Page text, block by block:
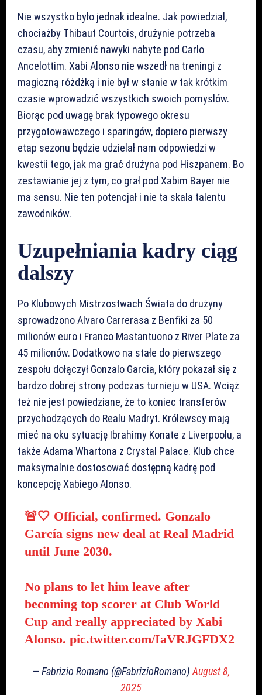
Nie wszystko było jednak idealne. Jak powiedział,
chociażby Thibaut Courtois, drużynie potrzeba
czasu, aby zmienić nawyki nabyte pod Carlo
Ancelottim. Xabi Alonso nie wszedł na treningi z
magiczną różdżką i nie był w stanie w tak krótkim
czasie wprowadzić wszystkich swoich pomysłów.
Biorąc pod uwagę brak typowego okresu
przygotowawczego i sparingów, dopiero pierwszy
etap sezonu będzie udzielał nam odpowiedzi w
kwestii tego, jak ma grać drużyna pod Hiszpanem. Bo
zestawianie jej z tym, co grał pod Xabim Bayer nie
ma sensu. Nie ten potencjał i nie ta skala talentu
zawodników.
Uzupełniania kadry ciąg
dalszy
Po Klubowych Mistrzostwach Świata do drużyny
sprowadzono Alvaro Carrerasa z Benfiki za 50
milionów euro i Franco Mastantuono z River Plate za
45 milionów. Dodatkowo na stałe do pierwszego
zespołu dołączył Gonzalo Garcia, który pokazał się z
bardzo dobrej strony podczas turnieju w USA. Wciąż
też nie jest powiedziane, że to koniec transferów
przychodzących do Realu Madryt. Królewscy mają
mieć na oku sytuację Ibrahimy Konate z Liverpoolu, a
także Adama Whartona z Crystal Palace. Klub chce
maksymalnie dostosować dostępną kadrę pod
koncepcję Xabiego Alonso.
🚨🤍 Official, confirmed. Gonzalo
García signs new deal at Real Madrid
until June 2030.
No plans to let him leave after
becoming top scorer at Club World
Cup and really appreciated by Xabi
Alonso. pic.twitter.com/IaVRJGFDX2
— Fabrizio Romano (@FabrizioRomano) August 8,
2025